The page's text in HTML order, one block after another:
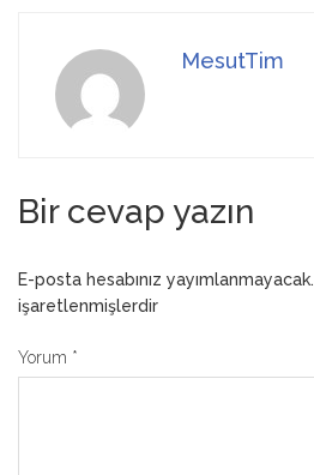
MesutTim
Bir cevap yazın
E-posta hesabınız yayımlanmayacak.
işaretlenmişlerdir
Yorum *